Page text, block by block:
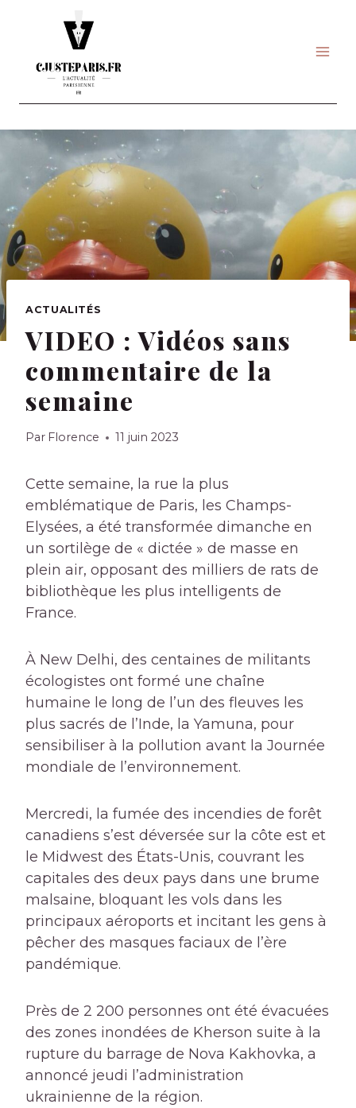
ACTUALITÉS
VIDEO : Vidéos sans
commentaire de la
semaine
Par Florence 11 juin 2023
Cette semaine, la rue la plus
emblématique de Paris, les Champs-
Elysées, a été transformée dimanche en
un sortilège de « dictée » de masse en
plein air, opposant des milliers de rats de
bibliothèque les plus intelligents de
France.
À New Delhi, des centaines de militants
écologistes ont formé une chaîne
humaine le long de l’un des fleuves les
plus sacrés de l’Inde, la Yamuna, pour
sensibiliser à la pollution avant la Journée
mondiale de l’environnement.
Mercredi, la fumée des incendies de forêt
canadiens s’est déversée sur la côte est et
le Midwest des États-Unis, couvrant les
capitales des deux pays dans une brume
malsaine, bloquant les vols dans les
principaux aéroports et incitant les gens à
pêcher des masques faciaux de l’ère
pandémique.
Près de 2 200 personnes ont été évacuées
des zones inondées de Kherson suite à la
rupture du barrage de Nova Kakhovka, a
annoncé jeudi l’administration
ukrainienne de la région.